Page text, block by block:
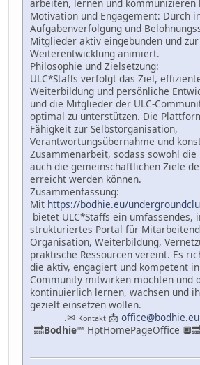
arbeiten, lernen und kommunizieren
Motivation und Engagement: Durch
Aufgabenverfolgung und
Mitglieder aktiv eingebunden und
Weiterentwicklung animiert.
Philosophie und Zielsetzung:
ULC*Staffs verfolgt das Ziel,
Weiterbildung und persönliche
und die Mitglieder der ULC-
optimal zu unterstützen. Die
Fähigkeit zur Selbstorganisation,
Verantwortungsübernahme und
Zusammenarbeit, sodass sowohl
auch die gemeinschaftlichen Ziele
erreicht werden können.
Zusammenfassung:
Mit https://bodhie.eu/
bietet ULC*Staffs ein umfassendes,
strukturiertes Portal für
Organisation, Weiterbildung,
praktische Ressourcen vereint. Es
die aktiv, engagiert und kompetent in
Community mitwirken möchten und
kontinuierlich lernen, wachsen und
gezielt einsetzen wollen.
.✉ Kontakt 📩 office@bodhie.eu
🔜Bodhie™ HptHomePageOffice